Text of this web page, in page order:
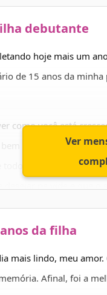
saúde e que encontre
que te ama muito!
debutante
hoje mais um
de 15 anos da minha
como você está
mais precioso e
os seus passos.
dia especial e seja
Ver
da filha
mais lindo, meu
Afinal, foi a